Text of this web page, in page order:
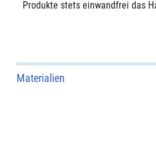
Produkte stets einwandfrei das
Materialien